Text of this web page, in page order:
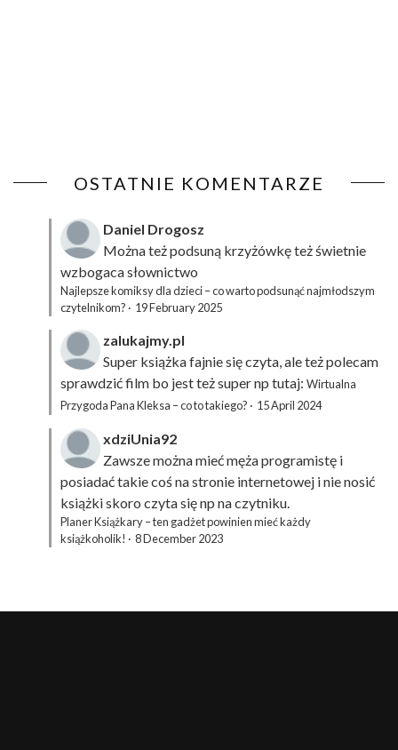
OSTATNIE KOMENTARZE
Daniel Drogosz
Można też podsuną krzyżówkęteż świetnie
wzbogaca słownictwo
Najlepsze komiksy dla dzieci – co warto podsunąć najmłodszym
czytelnikom? · 19 February 2025
zalukajmy.pl
Super książka fajnie się czyta, ale też polecam
sprawdzić film bo jest też super np tutaj: Wirtualna
Przygoda Pana Kleksa – co to takiego? · 15 April 2024
xdziUnia92
Zawsze można mieć męża programistę i
posiadać takie coś na stronie internetowej i nie nosić
książki skoro czyta się np na czytniku.
Planer Książkary – ten gadżet powinien mieć każdy
książkoholik! · 8 December 2023